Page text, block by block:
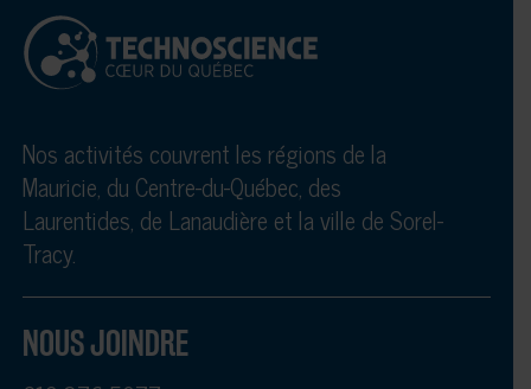
Nos activités couvrent les régions de la
Mauricie, du Centre-du-Québec, des
Laurentides, de Lanaudière et la ville de Sorel-
Tracy.
NOUS JOINDRE